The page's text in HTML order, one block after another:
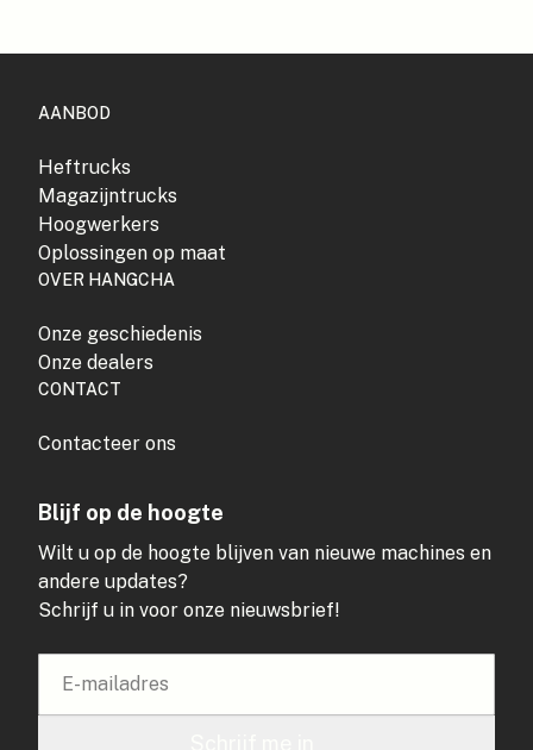
AANBOD
Heftrucks
Magazijntrucks
Hoogwerkers
Oplossingen op maat
OVER HANGCHA
Onze geschiedenis
Onze dealers
CONTACT
Contacteer ons
Blijf op de hoogte
Wilt u op de hoogte blijven van nieuwe machines en
andere updates?
Schrijf u in voor onze nieuwsbrief!